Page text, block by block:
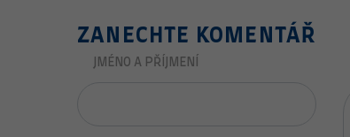
ZANECHTE KOMENTÁŘ
JMÉNO A PŘÍJMENÍ